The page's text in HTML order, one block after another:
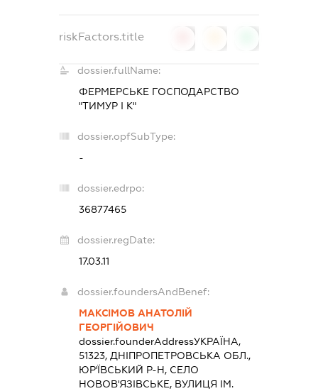
riskFactors.title
dossier.fullName:
ФЕРМЕРСЬКЕ ГОСПОДАРСТВО
"ТИМУР І К"
dossier.opfSubType:
-
dossier.edrpo:
36877465
dossier.regDate:
17.03.11
dossier.foundersAndBenef:
МАКСІМОВ АНАТОЛІЙ
ГЕОРГІЙОВИЧ
dossier.founderAddressУКРАЇНА,
51323, ДНІПРОПЕТРОВСЬКА ОБЛ.,
ЮР'ЇВСЬКИЙ Р-Н, СЕЛО
НОВОВ'ЯЗІВСЬКЕ, ВУЛИЦЯ ІМ.